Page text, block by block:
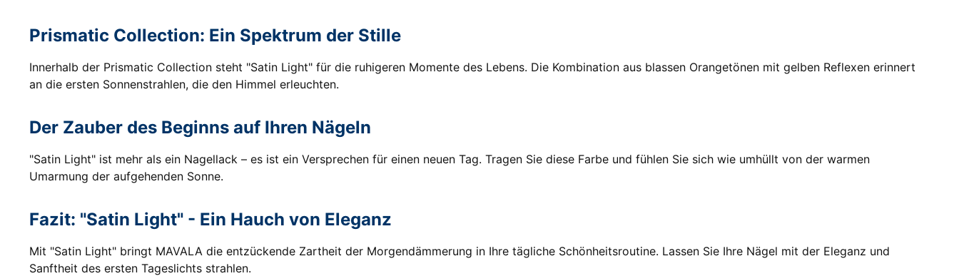
Prismatic Collection: Ein Spektrum der Stille
Innerhalb der Prismatic Collection steht "Satin Light" für die ruhigeren Momente des Lebens. Die Kombination aus blassen Orangetönen mit gelben Reflexen erinnert
an die ersten Sonnenstrahlen, die den Himmel erleuchten.
Der Zauber des Beginns auf Ihren Nägeln
"Satin Light" ist mehr als ein Nagellack – es ist ein Versprechen für einen neuen Tag. Tragen Sie diese Farbe und fühlen Sie sich wie umhüllt von der warmen
Umarmung der aufgehenden Sonne.
Fazit: "Satin Light" - Ein Hauch von Eleganz
Mit "Satin Light" bringt MAVALA die entzückende Zartheit der Morgendämmerung in Ihre tägliche Schönheitsroutine. Lassen Sie Ihre Nägel mit der Eleganz und
Sanftheit des ersten Tageslichts strahlen.